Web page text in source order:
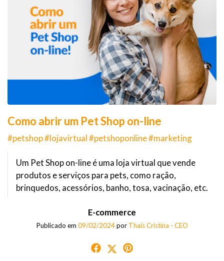
Como abrir um Pet Shop on-line
#petshop #lojavirtual #petshoponline #marketing
Um Pet Shop on-line é uma loja virtual que vende
produtos e serviços para pets, como ração,
brinquedos, acessórios, banho, tosa, vacinação, etc.
E-commerce
Publicado em 09/02/2024por Thaís Cristina - CEO